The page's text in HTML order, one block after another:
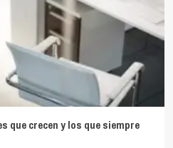
que crecen y los que siempre